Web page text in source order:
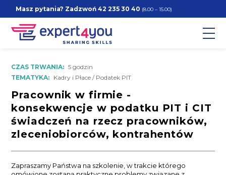
Masz pytania? Zadzwoń42 235 30 40 (8.00 – 15.00)
CZAS TRWANIA: 5 godzin
TEMATYKA: Kadry i Płace / Podatek PIT
Pracownik w firmie -
konsekwencje w podatku PIT i CIT
świadczeń na rzecz pracowników,
zleceniobiorców, kontrahentów
Zapraszamy Państwa na szkolenie, w trakcie którego